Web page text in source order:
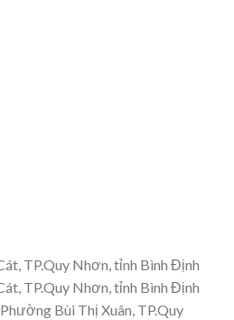
TP.Quy Nhơn, tỉnh Bình Định
TP.Quy Nhơn, tỉnh Bình Định
Bùi Thị Xuân, TP.Quy